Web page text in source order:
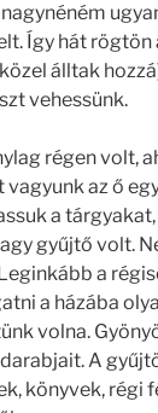
Így hát
álltak
vehessünk.
régen volt,
az ő
a
gyűjtő volt.
a
a házába
volna.
A
könyvek, régi